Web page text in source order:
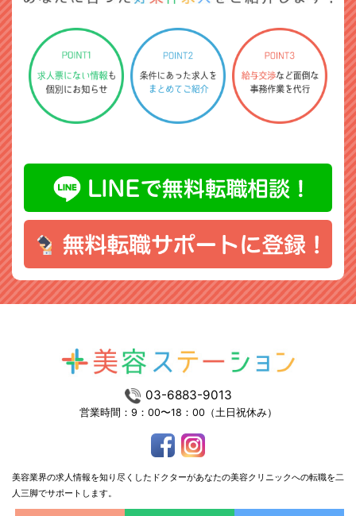
03-6883-9013
営業時間：9：00〜18：00（土日祝休み）
美容業界の求人情報を知り尽くしたドクターがあなたの美容クリニックへの転職を二
人三脚でサポートします。